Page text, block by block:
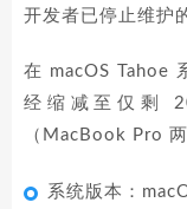
开发者已停止维护
在 macOS Tahoe
经缩减至仅剩
（MacBook Pro
系统版本：